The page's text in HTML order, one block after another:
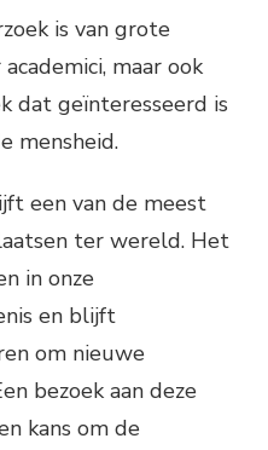
is van grote
maar ook
dat geïnteresseerd is
mensheid.
een van de meest
ter wereld. Het
in onze
en blijft
om nieuwe
bezoek aan deze
kans om de